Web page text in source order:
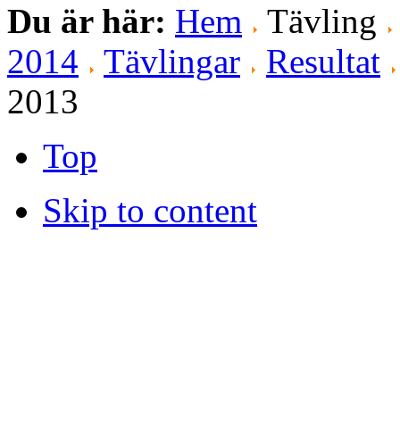
Du är här: Hem Tävling
2014
Tävlingar Resultat
2013
Top
Skip to content